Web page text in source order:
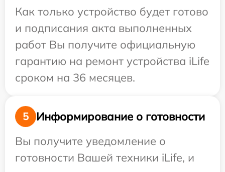
Как только устройство будет готово
и подписания акта выполненных
работ Вы получите официальную
гарантию на ремонт устройства iLife
сроком на 36 месяцев.
5
Информирование о готовности
Вы получите уведомление о
готовности Вашей техники iLife, и